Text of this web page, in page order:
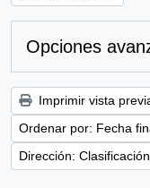
Opciones
Imprimir vista
Ordenar por: Fecha
Dirección: